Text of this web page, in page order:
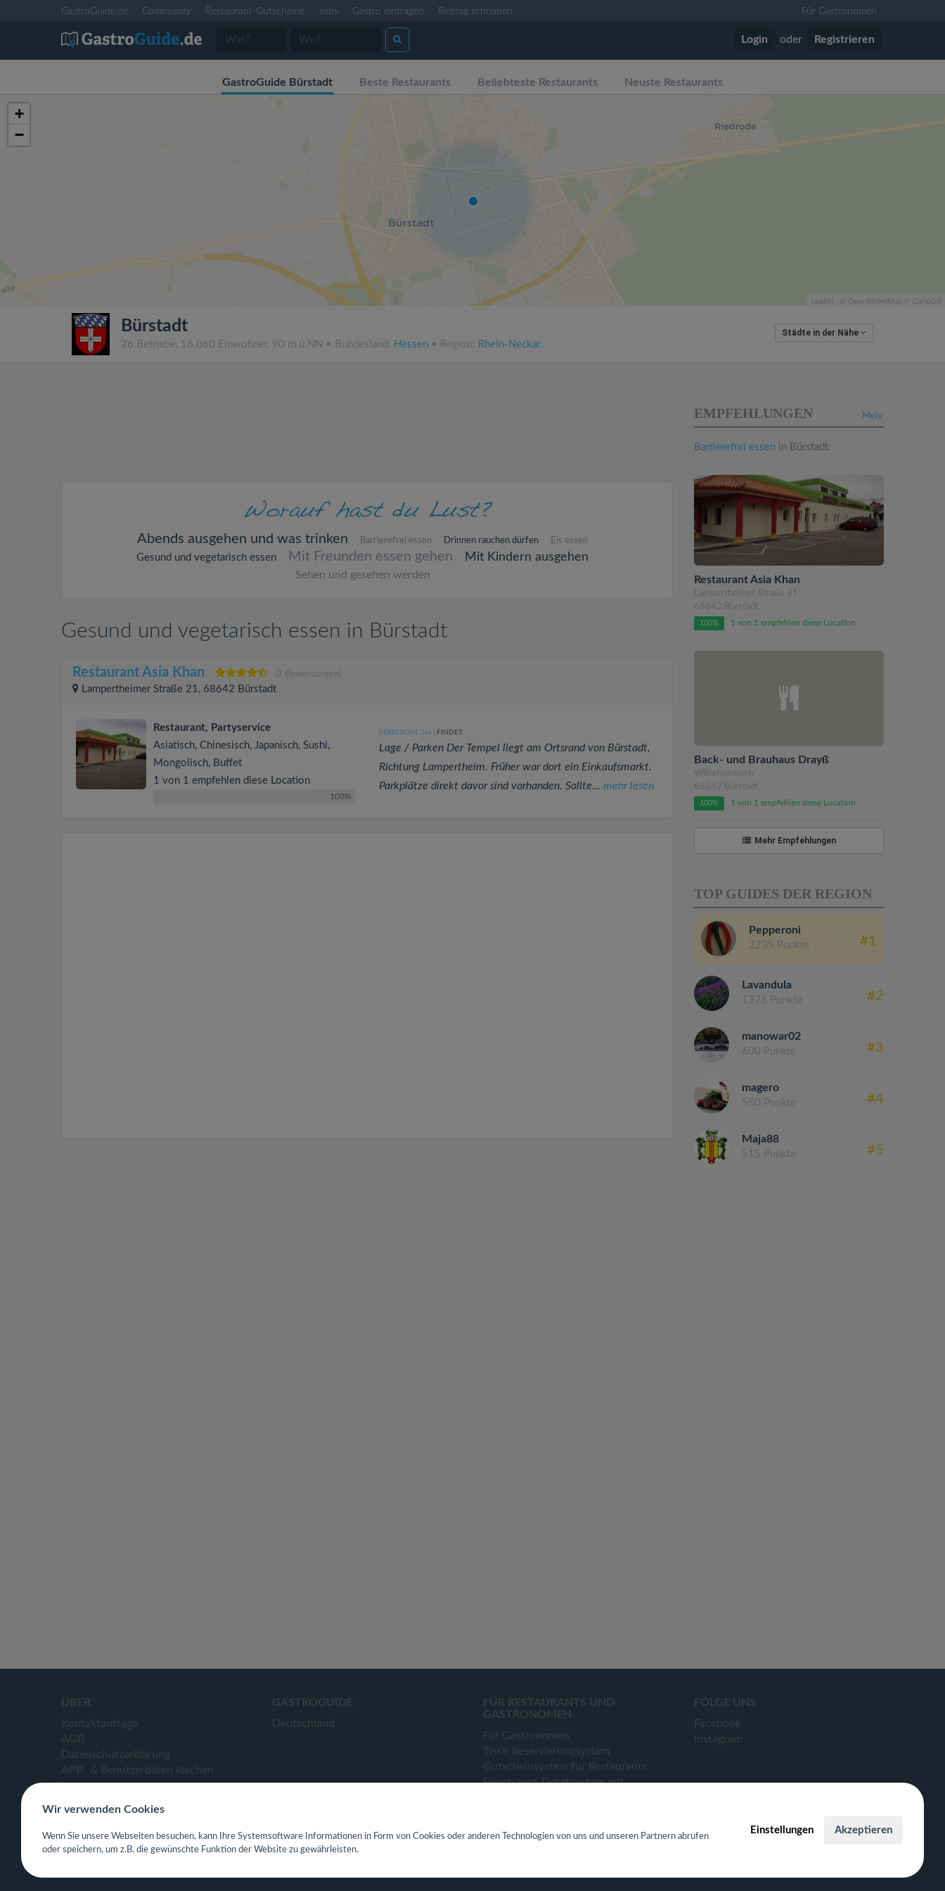
GastroGuide.de Community Restaurant-Gutscheine Jobs Gastro eintragen Beitrag schreiben Für Gastronomen
Login oder Registrieren
GastroGuide Bürstadt Beste Restaurants Beliebteste Restaurants Neuste Restaurants
+
−
Leaflet | © OpenStreetMap © CartoDB
Bürstadt
26 Betriebe, 16.060 Einwohner, 90 m ü.NN • Bundesland: Hessen • Region: Rhein-Neckar
Städte in der Nähe
Abends ausgehen und was trinken Barrierefrei essen Drinnen rauchen dürfen Eis essen
Gesund und vegetarisch essen Mit Freunden essen gehen Mit Kindern ausgehen
Sehen und gesehen werden
Gesund und vegetarisch essen in Bürstadt
Restaurant Asia Khan (2 Bewertungen)
Lampertheimer Straße 21, 68642 Bürstadt
Restaurant, Partyservice
Asiatisch, Chinesisch, Japanisch, Sushi,
Mongolisch, Buffet
1 von 1 empfehlen diese Location
100%
PEPPERONI (268 )FINDET:
Lage / Parken Der Tempel liegt am Ortsrand von Bürstadt,
Richtung Lampertheim. Früher war dort ein Einkaufsmarkt.
Parkplätze direkt davor sind vorhanden. Sollte... mehr lesen
Mehr
EMPFEHLUNGEN
Barrierefrei essen in Bürstadt:
Restaurant Asia Khan
Lampertheimer Straße 21
68642 Bürstadt
100% 1 von 1 empfehlen diese Location
Back- und Brauhaus Drayß
Wilhelminenstr
68642 Bürstadt
100% 1 von 1 empfehlen diese Location
Mehr Empfehlungen
TOP GUIDES DER REGION
Pepperoni
2235 Punkte #1
Lavandula
1375 Punkte #2
manowar02
600 Punkte #3
magero
550 Punkte #4
Maja88
515 Punkte #5
ÜBER
Kontaktanfrage
AGB
Datenschutzerklärung
APP- & Benutzerdaten löschen
Impressum
GASTROGUIDE
Deutschland
FÜR RESTAURANTS UND
GASTRONOMEN
Für Gastronomen
Tisch Reservierungsystem
Gutscheinsystem für Restaurants
Event- und Ticketsystem mit
Webseiten für Restaurant
FOLGE UNS
Facebook
Instagram
Wir verwenden Cookies
Wenn Sie unsere Webseiten besuchen, kann Ihre Systemsoftware Informationen in Form von Cookies oder anderen Technologien von uns und unseren Partnern abrufen
oder speichern, um z.B. die gewünschte Funktion der Website zu gewährleisten.
Einstellungen Akzeptieren